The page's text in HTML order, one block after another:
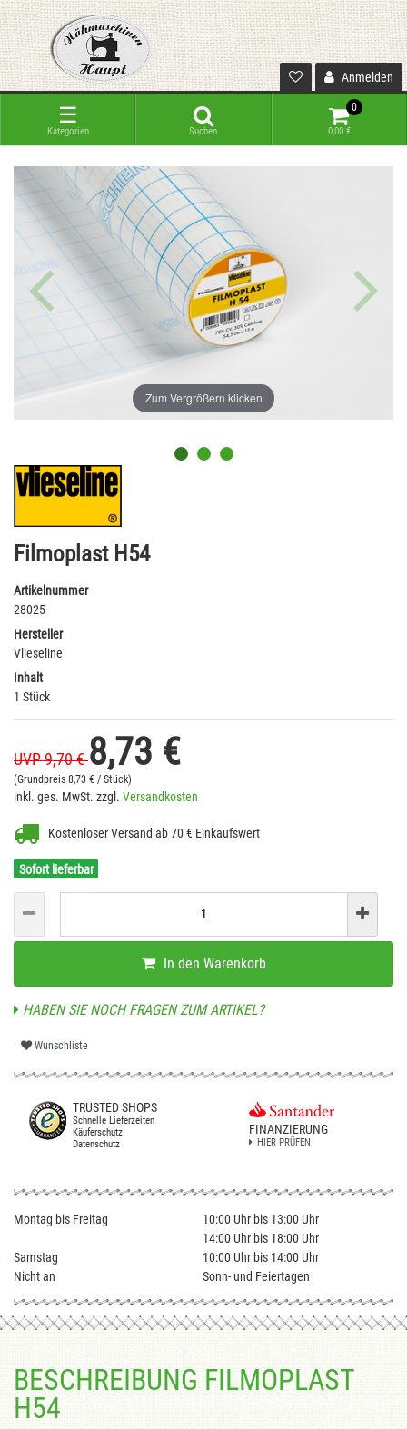
Anmelden
☰
Kategorien Suchen
0
0,00 €
Zum Vergrößern klicken
Filmoplast H54
Artikelnummer
28025
Hersteller
Vlieseline
Inhalt
1 Stück
UVP 9,70 €8,73 €
(Grundpreis 8,73 € / Stück)
inkl. ges. MwSt. zzgl. Versandkosten
Kostenloser Versand ab 70 € Einkaufswert
Sofort lieferbar
In den Warenkorb
HABEN SIE NOCH FRAGEN ZUM ARTIKEL?
Wunschliste
TRUSTED SHOPS
Schnelle Lieferzeiten
Käuferschutz
Datenschutz
FINANZIERUNG
HIER PRÜFEN
Montag bis Freitag
10:00 Uhr bis 13:00 Uhr
14:00 Uhr bis 18:00 Uhr
Samstag
10:00 Uhr bis 14:00 Uhr
Nicht an
Sonn- und Feiertagen
BESCHREIBUNG FILMOPLAST
H54